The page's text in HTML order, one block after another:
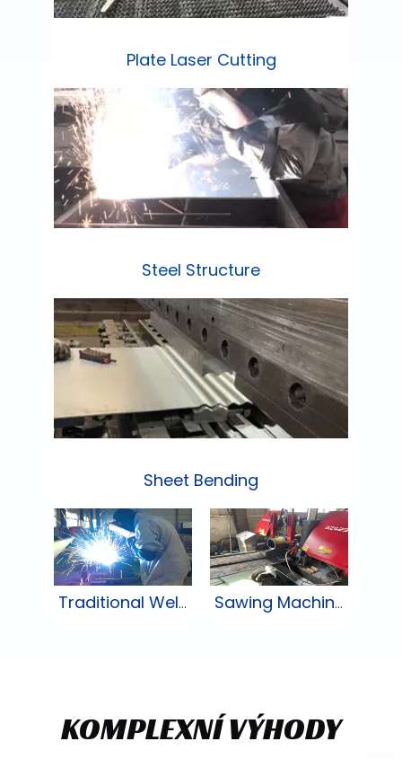
Plate Laser Cutting
Steel Structure
Sheet Bending
Traditional Welding Machine Sawing Machine
KOMPLEXNÍ VÝHODY